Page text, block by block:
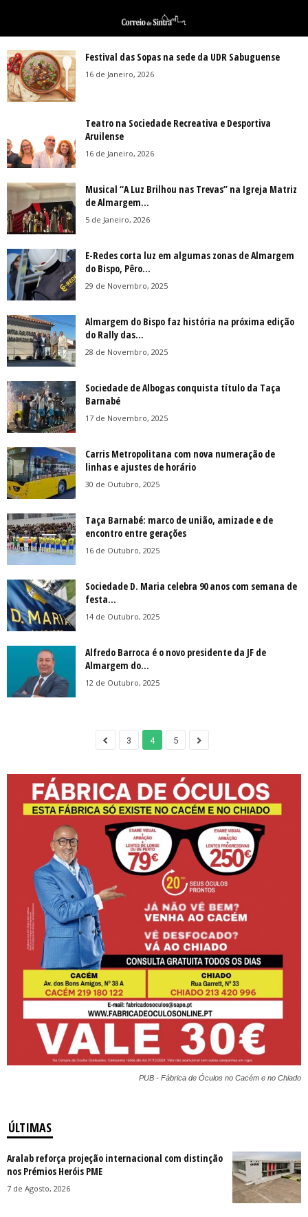
Festival das Sopas na sede da UDR Sabuguense
16 de Janeiro, 2026
Teatro na Sociedade Recreativa e Desportiva
Aruilense
16 de Janeiro, 2026
Musical “A Luz Brilhou nas Trevas” na Igreja Matriz
de Almargem...
5 de Janeiro, 2026
E-Redes corta luz em algumas zonas de Almargem
do Bispo, Pêro...
29 de Novembro, 2025
Almargem do Bispo faz história na próxima edição
do Rally das...
28 de Novembro, 2025
Sociedade de Albogas conquista título da Taça
Barnabé
17 de Novembro, 2025
Carris Metropolitana com nova numeração de
linhas e ajustes de horário
30 de Outubro, 2025
Taça Barnabé: marco de união, amizade e de
encontro entre gerações
16 de Outubro, 2025
Sociedade D. Maria celebra 90 anos com semana de
festa...
14 de Outubro, 2025
Alfredo Barroca é o novo presidente da JF de
Almargem do...
12 de Outubro, 2025
3 4 5
PUB - Fábrica de Óculos no Cacém e no Chiado
ÚLTIMAS
Aralab reforça projeção internacional com distinção
nos Prémios Heróis PME
7 de Agosto, 2026